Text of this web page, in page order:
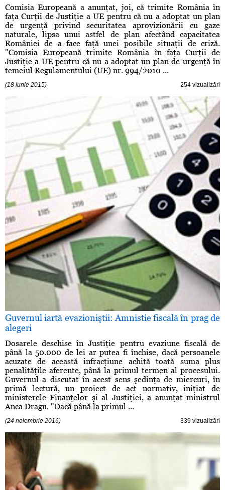
Comisia Europeană a anunţat, joi, că trimite România în
faţa Curţii de Justiţie a UE pentru că nu a adoptat un plan
de urgenţă privind securitatea aprovizionării cu gaze
naturale, lipsa unui astfel de plan afectând capacitatea
României de a face faţă unei posibile situaţii de criză.
"Comisia Europeană trimite România în faţa Curţii de
Justiţie a UE pentru că nu a adoptat un plan de urgenţă în
temeiul Regulamentului (UE) nr. 994/2010 ...
(18 iunie 2015) 254 vizualizări
Guvernul iartă evazioniştii: Amnistie fiscală în prag de
alegeri
Dosarele deschise în Justiţie pentru evaziune fiscală de
până la 50.000 de lei ar putea fi închise, dacă persoanele
acuzate de această infracţiune achită toată suma plus
penalităţile aferente, până la primul termen al procesului.
Guvernul a discutat în acest sens şedinţa de miercuri, în
primă lectură, un proiect de act normativ, iniţiat de
ministerele Finanţelor şi al Justiţiei, a anunţat ministrul
Anca Dragu. "Dacă până la primul ...
(24 noiembrie 2016) 339 vizualizări